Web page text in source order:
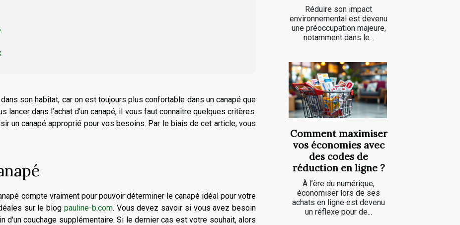
son habitat, car on est toujours plus confortable dans un canapé que
lancer dans l’achat d’un canapé, il vous faut connaitre quelques critères.
un canapé approprié pour vos besoins. Par le biais de cet article, vous
compte vraiment pour pouvoir déterminer le canapé idéal pour votre
sur le blog pauline-b.com. Vous devez savoir si vous avez besoin
d'un couchage supplémentaire. Si le dernier cas est votre souhait, alors
Réduire son impact
environnemental est devenu
une préoccupation majeure,
notamment dans le...
Comment maximiser
vos économies avec
des codes de
réduction en ligne ?
À l’ère du numérique,
économiser lors de ses
achats en ligne est devenu
un réflexe pour de...